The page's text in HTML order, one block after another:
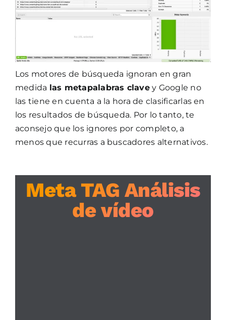
Los motores de búsqueda ignoran en gran
medida las metapalabras clavey Google no
las tiene en cuenta a la hora de clasificarlas en
los resultados de búsqueda. Por lo tanto, te
aconsejo que los ignores por completo, a
menos que recurras a buscadores alternativos.
Meta TAG Análisis
de vídeo